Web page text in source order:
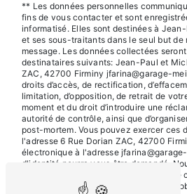
** Les données personnelles
fins de vous contacter et sont
informatisé. Elles sont destinées à
et ses sous-traitants dans le seul but de
message. Les données collectées
destinataires suivants: Jean-Paul et
ZAC, 42700 Firminy jfarina@garage-
droits d’accès, de rectification,
limitation, d’opposition, de retrait de
moment et du droit d’introduire une
autorité de contrôle, ainsi que
post-mortem. Vous pouvez exercer ces
l'adresse 6 Rue Dorian ZAC, 42700
électronique à l'adresse
d'identité pourra vous être demandé.
données pendant la période de prise
durée de prescription légale aux fins